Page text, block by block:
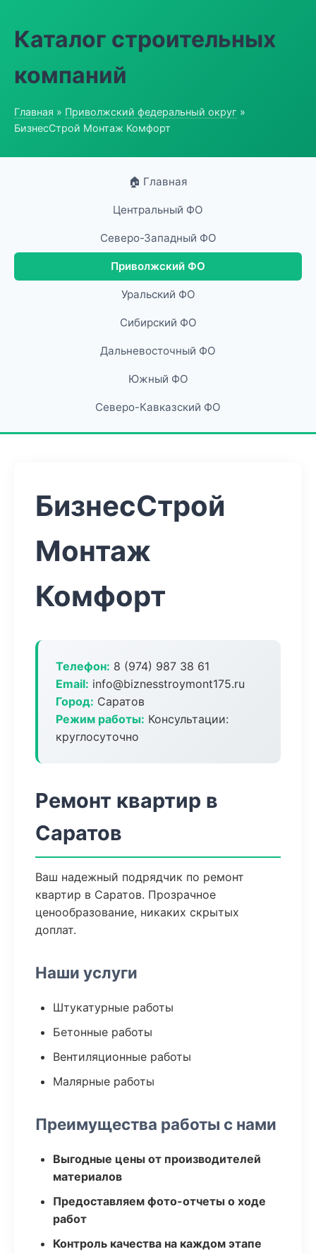
Каталог строительных
компаний
Главная » Приволжский федеральный округ »
БизнесСтрой Монтаж Комфорт
🏠 Главная
Центральный ФО
Северо-Западный ФО
Приволжский ФО
Уральский ФО
Сибирский ФО
Дальневосточный ФО
Южный ФО
Северо-Кавказский ФО
БизнесСтрой
Монтаж
Комфорт
Телефон: 8 (974) 987 38 61
Email: info@biznesstroymont175.ru
Город: Саратов
Режим работы: Консультации:
круглосуточно
Ремонт квартир в
Саратов
Ваш надежный подрядчик по ремонт
квартир в Саратов. Прозрачное
ценообразование, никаких скрытых
доплат.
Наши услуги
Штукатурные работы
Бетонные работы
Вентиляционные работы
Малярные работы
Преимущества работы с нами
Выгодные цены от производителей
материалов
Предоставляем фото-отчеты о ходе
работ
Контроль качества на каждом этапе